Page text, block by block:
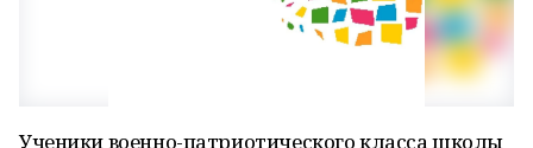
Ученики военно-патриотического класса школы